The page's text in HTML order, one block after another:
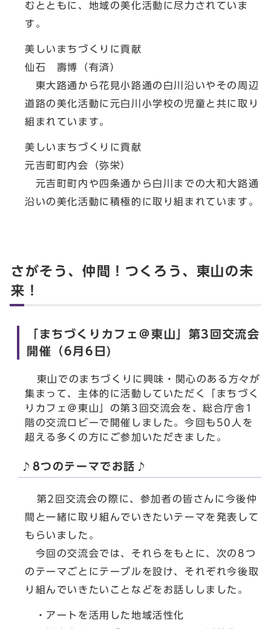
むとともに、地域の美化活動に尽力されていま
す。
美しいまちづくりに貢献
仙石 壽博（有済）
東大路通から花見小路通の白川沿いやその周辺
道路の美化活動に元白川小学校の児童と共に取り
組まれています。
美しいまちづくりに貢献
元吉町町内会（弥栄）
元吉町町内や四条通から白川までの大和大路通
沿いの美化活動に積極的に取り組まれています。
さがそう、仲間！つくろう、東山の未
来！
「まちづくりカフェ＠東山」第3回交流会
開催（6月6日)
東山でのまちづくりに興味・関心のある方々が
集まって、主体的に活動していただく「まちづく
りカフェ＠東山」の第3回交流会を、総合庁舎1
階の交流ロビーで開催しました。今回も50人を
超える多くの方にご参加いただきました。
♪8つのテーマでお話♪
第2回交流会の際に、参加者の皆さんに今後仲
間と一緒に取り組んでいきたいテーマを発表して
もらいました。
今回の交流会では、それらをもとに、次の8つ
のテーマごとにテーブルを設け、それぞれ今後取
り組んでいきたいことなどをお話ししました。
・アートを活用した地域活性化